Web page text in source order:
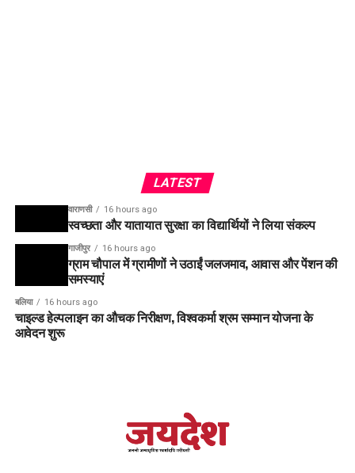
LATEST
वाराणसी 16 hours ago
स्वच्छता और यातायात सुरक्षा का विद्यार्थियों ने लिया संकल्प
गाजीपुर 16 hours ago
ग्राम चौपाल में ग्रामीणों ने उठाईं जलजमाव, आवास और पेंशन की
समस्याएं
बलिया 16 hours ago
चाइल्ड हेल्पलाइन का औचक निरीक्षण, विश्वकर्मा श्रम सम्मान योजना के
आवेदन शुरू